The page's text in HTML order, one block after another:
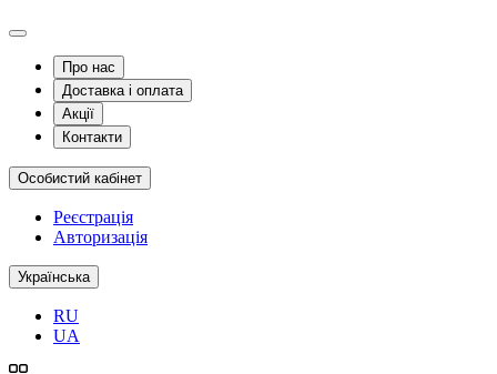
Про нас
Доставка і оплата
Акції
Контакти
Особистий кабінет
Реєстрація
Авторизація
Українська
RU
UA